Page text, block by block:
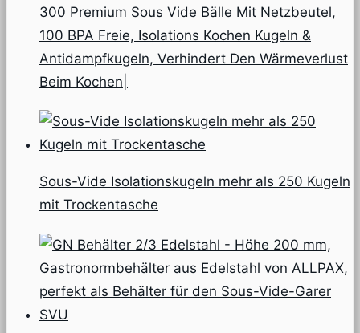
300 Premium Sous Vide Bälle Mit Netzbeutel,
100 BPA Freie, Isolations Kochen Kugeln &
Antidampfkugeln, Verhindert Den Wärmeverlust
Beim Kochen|
Sous-Vide Isolationskugeln mehr als 250 Kugeln
mit Trockentasche